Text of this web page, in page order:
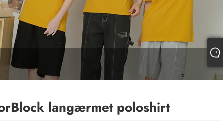
langærmet poloshirt